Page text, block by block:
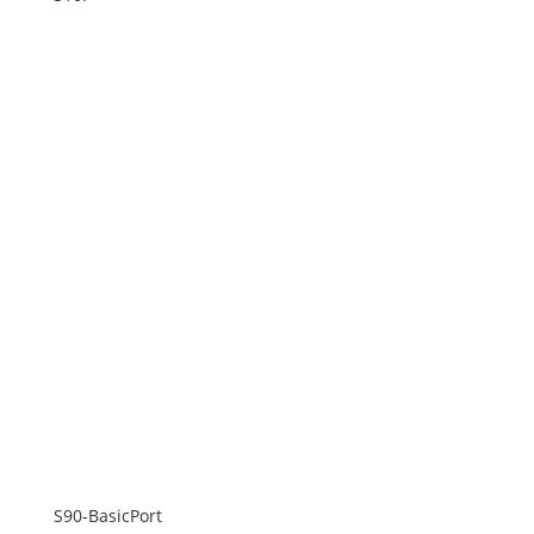
S90-BasicPort